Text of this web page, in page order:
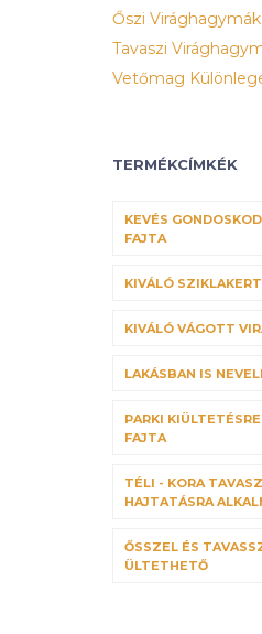
Őszi Virághagymák
Tavaszi
Vetőmag
TERMÉKCÍMKÉK
KEVÉS
FAJTA
KIVÁLÓ
KIVÁLÓ VÁGOTT
LAKÁSBAN IS
PARKI
FAJTA
TÉLI - KORA
HAJTATÁSRA
ŐSSZEL ÉS
ÜLTETHETŐ